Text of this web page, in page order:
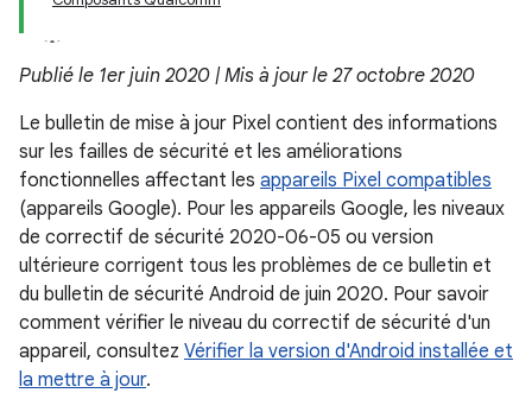
Publié le 1er juin 2020 | Mis à jour le 27 octobre 2020
Le bulletin de mise à jour Pixel contient des informations
sur les failles de sécurité et les améliorations
fonctionnelles affectant les appareils Pixel compatibles
(appareils Google). Pour les appareils Google, les niveaux
de correctif de sécurité 2020-06-05 ou version
ultérieure corrigent tous les problèmes de ce bulletin et
du bulletin de sécurité Android de juin 2020. Pour savoir
comment vérifier le niveau du correctif de sécurité d'un
appareil, consultez Vérifier la version d'Android installée et
la mettre à jour.